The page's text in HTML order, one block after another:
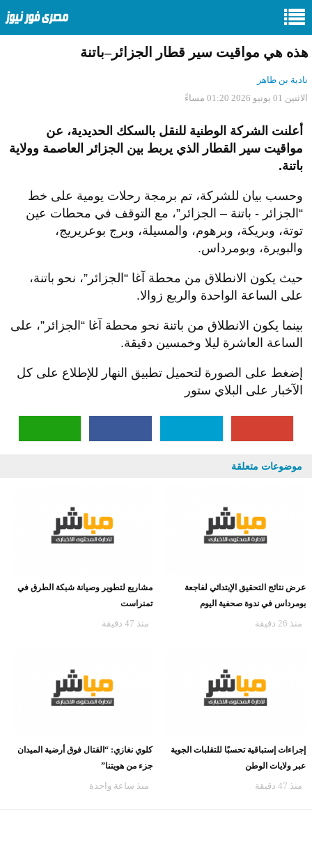
هذه هي مواقيت سير قطار الجزائر–باتنة
نادية بن طاهر
الاثنين 01 يونيو 2026 01:20 مساءً
أعلنت الشركة الوطنية للنقل بالسكك الحديدية، عن
مواقيت سير القطار الذي يربط بين الجزائر العاصمة وولاية
باتنة.
وحسب بيان للشركة، تم برمجة رحلات يومية على خط
“الجزائر - باتنة – الجزائر”، مع التوقف في محطات عين
توتة، وبريكة، وبرهوم، والمسيلة، وبرج بوعريريج،
والبويرة، وبومرداس.
حيث يكون الانطلاق من محطة آغا “الجزائر”، نحو باتنة،
على الساعة الواحدة والربع زوالا.
بينما يكون الانطلاق من باتنة نحو محطة آغا “الجزائر”، على
الساعة العاشرة ليلا وخمسين دقيقة.
إضغط على الصورة لتحميل تطبيق النهار للإطلاع على كل
الآخبار على البلاي ستور
موضوعات متعلقة
عرض نتائج التحقيق الإبتدائي لفاجعة
بومرداس في ندوة صحفية اليوم
منذ 26 دقيقة
مشاريع لتطوير وصيانة شبكة الطرق في
تمنراست
منذ 47 دقيقة
إجراءات إستباقية تحسبًا للتقلبات الجوية
عبر ولايات الوطن
منذ 47 دقيقة
كلوي نغازي: “القتال فوق أرضية الميدان
جزء من هويتنا”
منذ ساعة واحدة